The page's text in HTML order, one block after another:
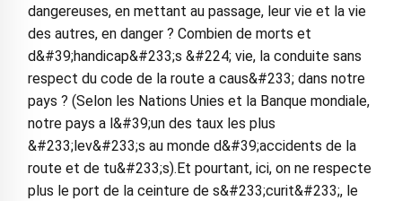
dangereuses, en mettant au passage, leur vie et la vie
des autres, en danger ? Combien de morts et
d&#39;handicap&#233;s &#224; vie, la conduite sans
respect du code de la route a caus&#233; dans notre
pays ? (Selon les Nations Unies et la Banque mondiale,
notre pays a l&#39;un des taux les plus
&#233;lev&#233;s au monde d&#39;accidents de la
route et de tu&#233;s).Et pourtant, ici, on ne respecte
plus le port de la ceinture de s&#233;curit&#233;, le